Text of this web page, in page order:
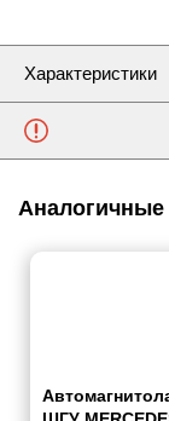
Характеристики